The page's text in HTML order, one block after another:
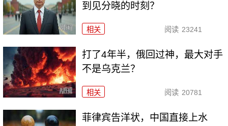
到见分晓的时刻？
相关 阅读 23241
打了4年半，俄回过神，最大对手
不是乌克兰？
相关 阅读 20781
菲律宾告洋状，中国直接上水